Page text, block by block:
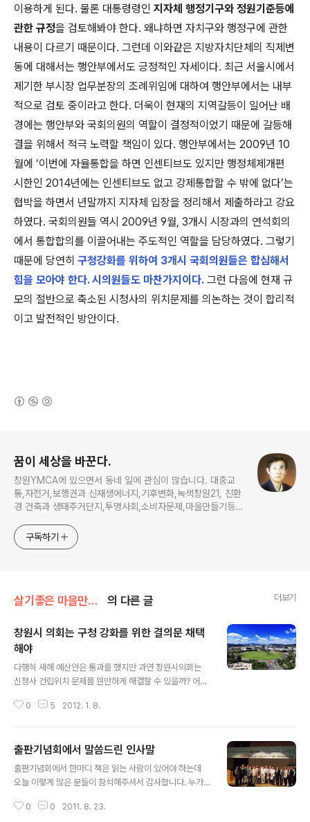
이용하게 된다. 물론 대통령령인 지자체 행정기구와 정원기준등에
관한 규정을 검토해봐야 한다. 왜냐하면 자치구와 행정구에 관한
내용이 다르기 때문이다. 그런데 이와같은 지방자치단체의 직제변
동에 대해서는 행안부에서도 긍정적인 자세이다. 최근 서울시에서
제기한 부시장 업무분장의 조례위임에 대하여 행안부에서는 내부
적으로 검토 중이라고 한다. 더욱이 현재의 지역갈등이 일어난 배
경에는 행안부와 국회의원의 역할이 결정적이었기 때문에 갈등해
결을 위해서 적극 노력할 책임이 있다. 행안부에서는 2009년 10
월에 ‘이번에 자율통합을 하면 인센티브도 있지만 행정체제개편
시한인 2014년에는 인센티브도 없고 강제통합할 수 밖에 없다’는
협박을 하면서 년말까지 지자체 입장을 정리해서 제출하라고 강요
하였다. 국회의원들 역시 2009년 9월, 3개시 시장과의 연석회의
에서 통합합의를 이끌어내는 주도적인 역할을 담당하였다. 그렇기
때문에 당연히 구청강화를 위하여 3개시 국회의원들은 합심해서
힘을 모아야 한다. 시의원들도 마찬가지이다. 그런 다음에 현재 규
모의 절반으로 축소된 시청사의 위치문제를 의논하는 것이 합리적
이고 발전적인 방안이다.
꿈이 세상을 바꾼다.
창원YMCA에 있으면서 동네 일에 관심이 많습니다. 대중교
통,자전거,보행권과 신재생에너지,기후변화,녹색창원21, 친환
경 건축과 생태주거단지,투명사회,소비자문제,마을만들기등...
구독하기
살기좋은 마을만들기 의 다른 글 더보기
창원시 의회는 구청 강화를 위한 결의문 채택
해야
다행히 새해 예산안은 통과를 했지만 과연 창원시의회는
신청사 건립위치 문제를 원만하게 해결할 수 있을까? 어떻
수 밖에 없을 것이라는 낙관론도 생각하기가 힘든 것 같다.
지역 시의원이 서로 양보하고 화해 할 가능성이 희박하기
때문이다. 소속정당이 한나라당이든 민주노동당, 진보신당
이든 아무런 차이가 없다. 지역 정서가 소속정당을 무력화
인의 자질 때문이 아니다. 자세히 살펴보면 이미 행정통합
0 5 2012. 1. 8.
출판기념회에서 말씀드린 인사말
출판기념회에서 한마디 책은 읽는 사람이 있어야 하는데
오늘 이렇게 많은 분들이 참석해주셔서 감사합니다. 누가
리했던 것을 책으로 내게 되었습니다. (마누라는 숙제한다
0 0 2011. 8. 23.